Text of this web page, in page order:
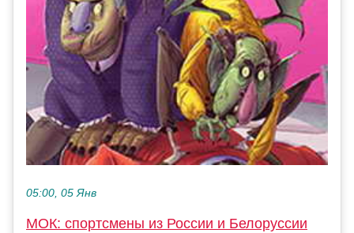
05:00, 05 Янв
МОК: спортсмены из России и Белоруссии